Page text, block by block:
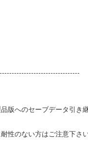
版へのセーブデータ引き
性のない方はご注意下さ